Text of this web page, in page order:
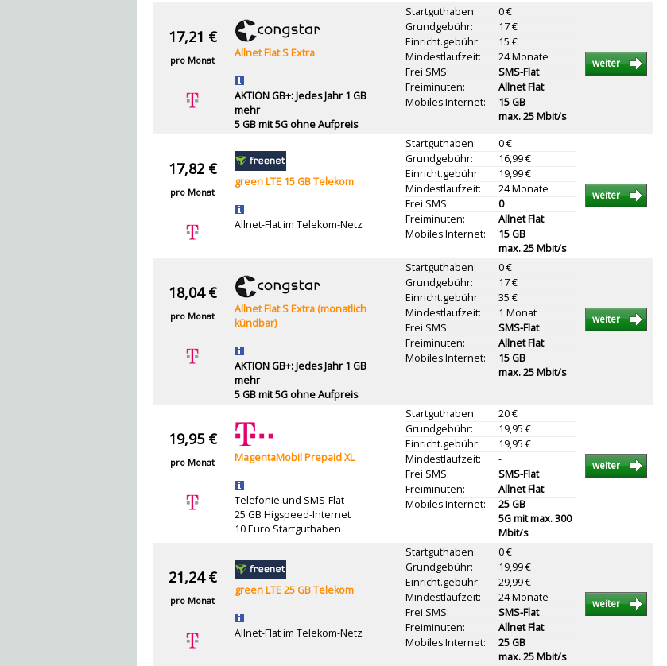
17,21 €
pro Monat
Allnet Flat S Extra
AKTION GB+: Jedes Jahr 1 GB
mehr
5 GB mit 5G ohne Aufpreis
Startguthaben:
0 €
Grundgebühr:
17 €
Einricht.gebühr:
15 €
Mindestlaufzeit:
24 Monate
Frei SMS:
SMS-Flat
Freiminuten:
Allnet Flat
Mobiles Internet:
15 GB
max. 25 Mbit/s
weiter
17,82 €
pro Monat
green LTE 15 GB Telekom
Allnet-Flat im Telekom-Netz
Startguthaben:
0 €
Grundgebühr:
16,99 €
Einricht.gebühr:
19,99 €
Mindestlaufzeit:
24 Monate
Frei SMS:
0
Freiminuten:
Allnet Flat
Mobiles Internet:
15 GB
max. 25 Mbit/s
weiter
18,04 €
pro Monat
Allnet Flat S Extra (monatlich
kündbar)
AKTION GB+: Jedes Jahr 1 GB
mehr
5 GB mit 5G ohne Aufpreis
Startguthaben:
0 €
Grundgebühr:
17 €
Einricht.gebühr:
35 €
Mindestlaufzeit:
1 Monat
Frei SMS:
SMS-Flat
Freiminuten:
Allnet Flat
Mobiles Internet:
15 GB
max. 25 Mbit/s
weiter
19,95 €
pro Monat MagentaMobil Prepaid XL
Telefonie und SMS-Flat
25 GB Higspeed-Internet
10 Euro Startguthaben
Startguthaben:
20 €
Grundgebühr:
19,95 €
Einricht.gebühr:
19,95 €
Mindestlaufzeit:
-
Frei SMS:
SMS-Flat
Freiminuten:
Allnet Flat
Mobiles Internet:
25 GB
5G mit max. 300
Mbit/s
weiter
21,24 €
pro Monat
green LTE 25 GB Telekom
Allnet-Flat im Telekom-Netz
Startguthaben:
0 €
Grundgebühr:
19,99 €
Einricht.gebühr:
29,99 €
Mindestlaufzeit:
24 Monate
Frei SMS:
SMS-Flat
Freiminuten:
Allnet Flat
Mobiles Internet:
25 GB
max. 25 Mbit/s
weiter